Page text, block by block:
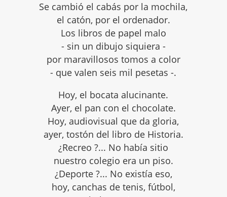
Se cambió el cabás por la mochila,
el catón, por el ordenador.
Los libros de papel malo
- sin un dibujo siquiera -
por maravillosos tomos a color
- que valen seis mil pesetas -.
Hoy, el bocata alucinante.
Ayer, el pan con el chocolate.
Hoy, audiovisual que da gloria,
ayer, tostón del libro de Historia.
¿Recreo ?... No había sitio
nuestro colegio era un piso.
¿Deporte ?... No existía eso,
hoy, canchas de tenis, fútbol,